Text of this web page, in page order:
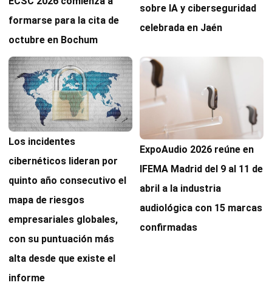
formarse para la cita de
octubre en Bochum
sobre IA y ciberseguridad
celebrada en Jaén
Los incidentes
cibernéticos lideran por
quinto año consecutivo el
mapa de riesgos
empresariales globales,
con su puntuación más
alta desde que existe el
informe
ExpoAudio 2026 reúne en
IFEMA Madrid del 9 al 11 de
abril a la industria
audiológica con 15 marcas
confirmadas